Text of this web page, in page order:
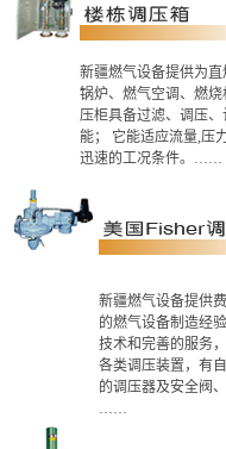
新疆燃气设备提供为
锅炉、燃气空调、燃
压柜具备过滤、调压
能； 它能适应流量,压
迅速的工况条件。……
新疆燃气设备提供
的燃气设备制造经
技术和完善的服务
各类调压装置，有
的调压器及安全阀
……